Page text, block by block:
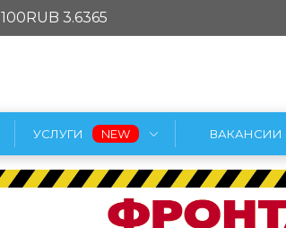
100RUB 3.6365
УСЛУГИ ВАКАНСИИ